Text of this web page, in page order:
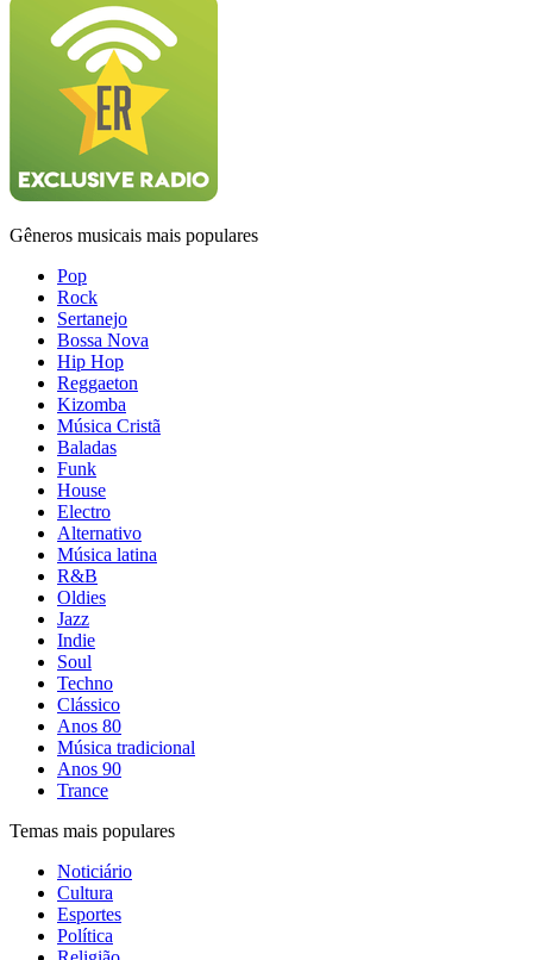
Gêneros musicais mais populares
Pop
Rock
Sertanejo
Bossa Nova
Hip Hop
Reggaeton
Kizomba
Música Cristã
Baladas
Funk
House
Electro
Alternativo
Música latina
R&B
Oldies
Jazz
Indie
Soul
Techno
Clássico
Anos 80
Música tradicional
Anos 90
Trance
Temas mais populares
Noticiário
Cultura
Esportes
Política